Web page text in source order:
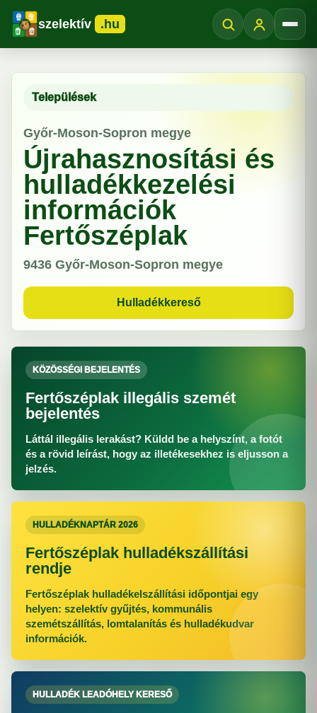
szelektív .hu
Települések
Győr-Moson-Sopron megye
Újrahasznosítási és
hulladékkezelési
információk
Fertőszéplak
9436 Győr-Moson-Sopron megye
Hulladékkereső
KÖZÖSSÉGI BEJELENTÉS
Fertőszéplak illegális szemét
bejelentés
Láttál illegális lerakást? Küldd be a helyszínt, a fotót
és a rövid leírást, hogy az illetékesekhez is eljusson a
jelzés.
HULLADÉKNAPTÁR 2026
Fertőszéplak hulladékszállítási
rendje
Fertőszéplak hulladékelszállítási időpontjai egy
helyen: szelektív gyűjtés, kommunális
szemétszállítás, lomtalanítás és hulladékudvar
információk.
HULLADÉK LEADÓHELY KERESŐ